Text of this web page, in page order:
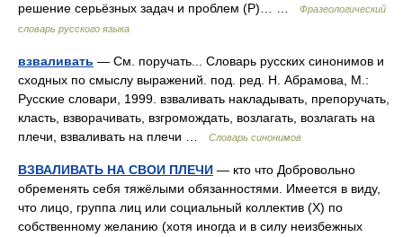
решение серьёзных задач и проблем (Р)… …
Фразеологический
словарь русского языка
взваливать — См. поручать... Словарь русских синонимов и
сходных по смыслу выражений. под. ред. Н. Абрамова, М.:
Русские словари, 1999. взваливать накладывать, препоручать,
класть, взворачивать, взгромождать, возлагать, возлагать на
плечи, взваливать на плечи …
Словарь синонимов
ВЗВАЛИВАТЬ НА СВОИ ПЛЕЧИ — кто что Добровольно
обременять себя тяжёлыми обязанностями. Имеется в виду,
что лицо, группа лиц или социальный коллектив (Х) по
собственному желанию (хотя иногда и в силу неизбежных